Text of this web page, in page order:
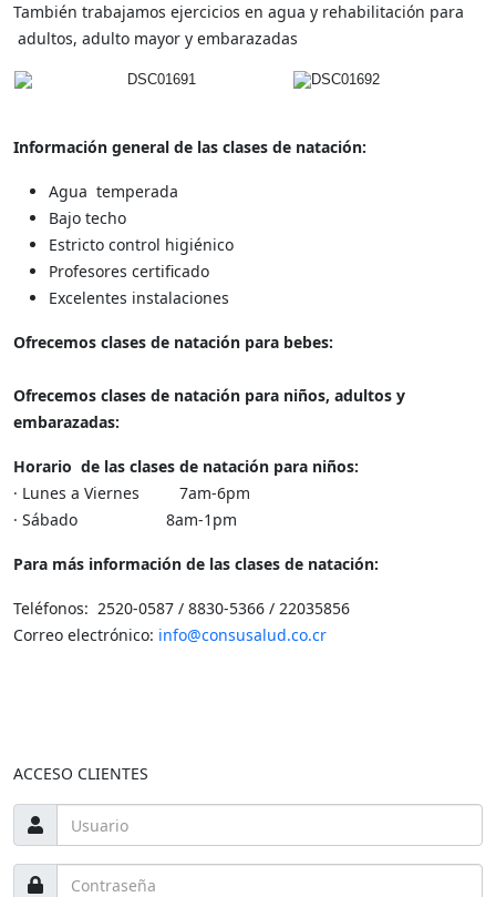
También trabajamos ejercicios en agua y rehabilitación para
adultos, adulto mayor y embarazadas
Información general de las clases de natación:
Agua temperada
Bajo techo
Estricto control higiénico
Profesores certificado
Excelentes instalaciones
Ofrecemos clases de natación para bebes:
Ofrecemos clases de natación para niños, adultos y
embarazadas:
Horario de las clases de natación para niños:
· Lunes a Viernes 7am-6pm
· Sábado 8am-1pm
Para más información de las clases de natación:
Teléfonos: 2520-0587 / 8830-5366 / 22035856
Correo electrónico: info@consusalud.co.cr
ACCESO CLIENTES